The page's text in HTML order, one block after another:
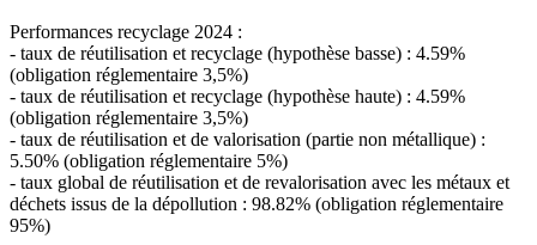
Performances recyclage 2024 :
- taux de réutilisation et recyclage (hypothèse basse) : 4.59%
(obligation réglementaire 3,5%)
- taux de réutilisation et recyclage (hypothèse haute) : 4.59%
(obligation réglementaire 3,5%)
- taux de réutilisation et de valorisation (partie non métallique) :
5.50% (obligation réglementaire 5%)
- taux global de réutilisation et de revalorisation avec les métaux et
déchets issus de la dépollution : 98.82% (obligation réglementaire
95%)